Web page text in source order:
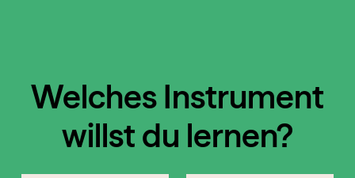
Welches Instrument
willst du lernen?